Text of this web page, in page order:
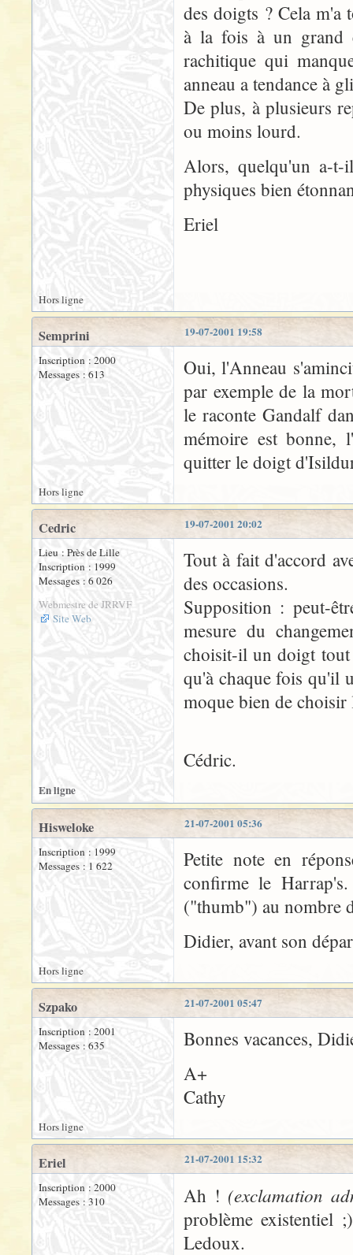
des doigts ? Cela m'a
à la fois à un grand
rachitique qui
anneau a tendance à
De plus, à plusieurs
ou moins lourd.
Alors, quelqu'un a-t-
physiques bien
Eriel
Hors ligne
19-07-2001 19:58
Semprini
Inscription : 2000
Messages : 613
Oui, l'Anneau
par exemple de la
le raconte Gandalf
mémoire est bonne,
quitter le doigt
Hors ligne
19-07-2001 20:02
Cedric
Lieu : Près de Lille
Inscription : 1999
Messages : 6 026
Webmestre de JRRVF
Site Web
Tout à fait d'accord
des occasions.
Supposition : peut-
mesure du
choisit-il un doigt tout
qu'à chaque fois qu'il
moque bien de
Cédric.
En ligne
21-07-2001 05:36
Hisweloke
Inscription : 1999
Messages : 1 622
Petite note en
confirme le
("thumb") au nombre
Didier, avant son
Hors ligne
21-07-2001 05:47
Szpako
Inscription : 2001
Messages : 635
Bonnes vacances,
A+
Cathy
Hors ligne
21-07-2001 15:32
Eriel
Inscription : 2000
Messages : 310
Ah ! (exclamation
problème existentiel
Ledoux.